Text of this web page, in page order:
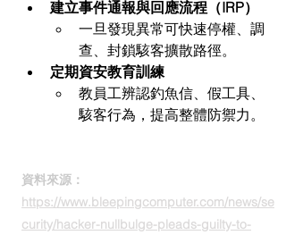
建立事件通報與回應流程（IRP）
一旦發現異常可快速停權、調
查、封鎖駭客擴散路徑。
定期資安教育訓練
教員工辨認釣魚信、假工具、
駭客行為，提高整體防禦力。
資料來源：
https://www.bleepingcomputer.com/news/se
curity/hacker-nullbulge-pleads-guilty-to-